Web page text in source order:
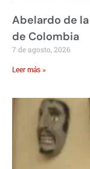
Abelardo de
de Colombia
7 de agosto, 2026
Leer más »